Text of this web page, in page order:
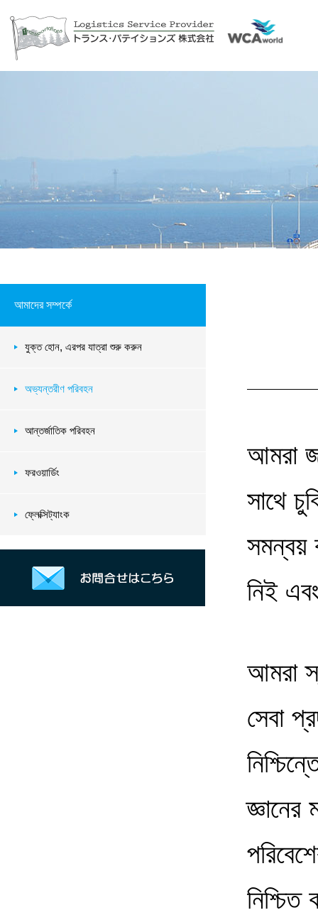
আমরা
সাথে
সমন্বয়
নিই
আমরা
সেবা
জ্ঞানের
আমাদের সম্পর্কে
যুক্ত হােন, এরপর যাত্রা শুরু করুন
অভ্যন্তরীণ পরিবহন
আন্তর্জাতিক পরিবহন
ফরওয়ার্ডিং
ফ্লেক্সিট্যাংক